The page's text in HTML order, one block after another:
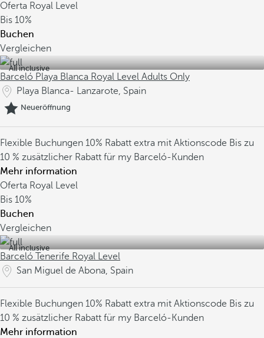
Oferta Royal Level
Bis 10%
Buchen
Vergleichen
All inclusive
Barceló Playa Blanca Royal Level Adults Only
Playa Blanca- Lanzarote, Spain
Neueröffnung
Flexible Buchungen 10% Rabatt extra mit Aktionscode Bis zu
10 % zusätzlicher Rabatt für my Barceló-Kunden
Mehr information
Oferta Royal Level
Bis 10%
Buchen
Vergleichen
All inclusive
Barceló Tenerife Royal Level
San Miguel de Abona, Spain
Flexible Buchungen 10% Rabatt extra mit Aktionscode Bis zu
10 % zusätzlicher Rabatt für my Barceló-Kunden
Mehr information